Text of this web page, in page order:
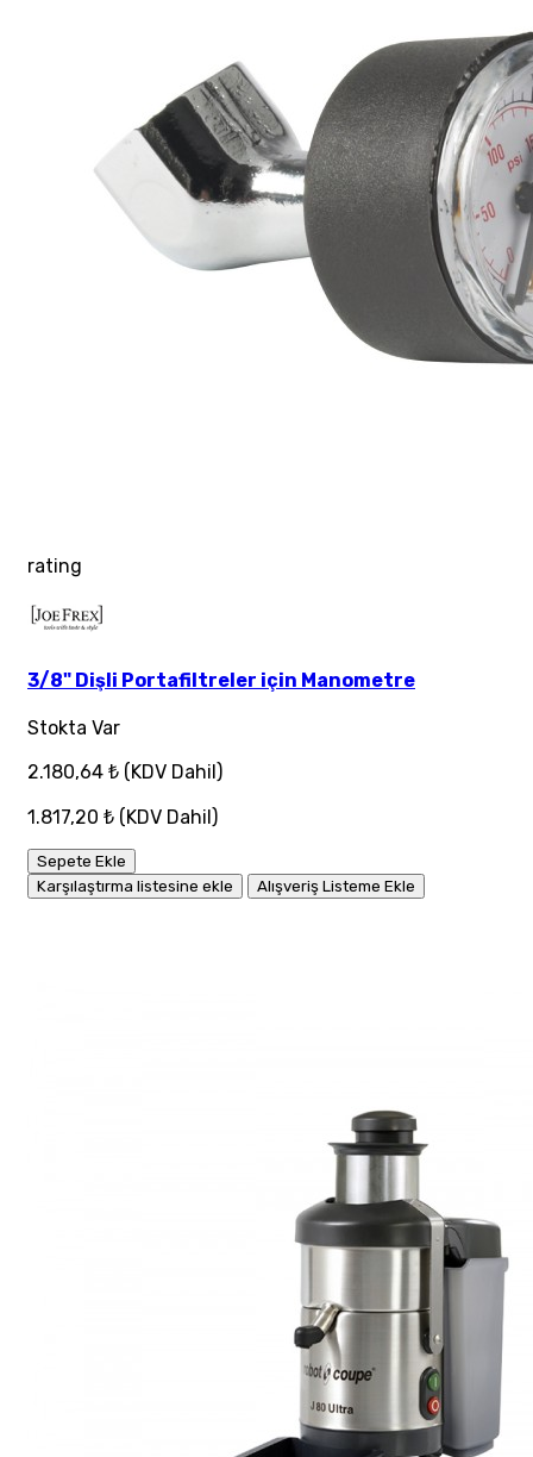
rating
3/8" Dişli Portafiltreler için Manometre
Stokta Var
2.180,64 ₺ (KDV Dahil)
1.817,20 ₺ (KDV Dahil)
Sepete Ekle
Karşılaştırma listesine ekle
Alışveriş Listeme Ekle